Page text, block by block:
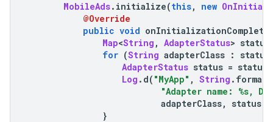
MobileAds. initialize(this, new
@Override
public void onInitializationComplete
Map<String , AdapterStatus>
for (String adapterClass :
AdapterStatus status =
Log . d( "MyApp" , String . format
"Adapter name: %s,
adapterClass, status
}